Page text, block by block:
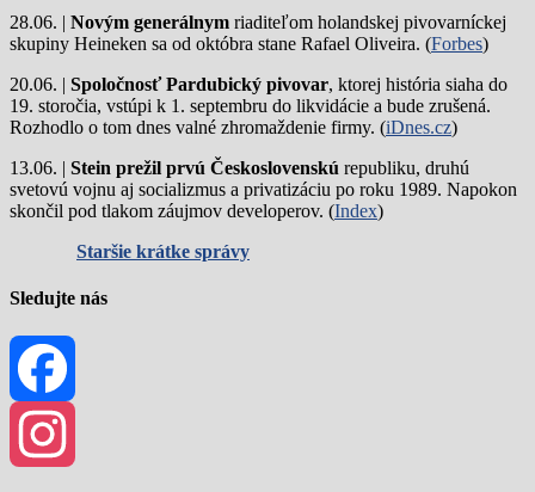
28.06. | Novým generálnym riaditeľom holandskej pivovarníckej
skupiny Heineken sa od októbra stane Rafael Oliveira. (Forbes)
20.06. | Spoločnosť Pardubický pivovar, ktorej história siaha do
19. storočia, vstúpi k 1. septembru do likvidácie a bude zrušená.
Rozhodlo o tom dnes valné zhromaždenie firmy. (iDnes.cz)
13.06. | Stein prežil prvú Československú republiku, druhú
svetovú vojnu aj socializmus a privatizáciu po roku 1989. Napokon
skončil pod tlakom záujmov developerov. (Index)
Staršie krátke správy
Sledujte nás
Facebook